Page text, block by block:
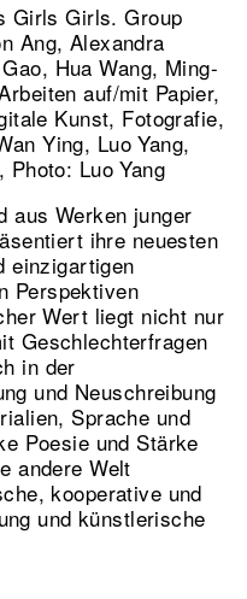
Girls Girls. Group
Ang, Alexandra
Hua Wang, Ming-
auf/mit Papier,
Kunst, Fotografie,
Ying, Luo Yang,
Luo Yang
aus Werken junger
ihre neuesten
einzigartigen
Perspektiven
Wert liegt nicht nur
Geschlechterfragen
in der
und Neuschreibung
Sprache und
Poesie und Stärke
andere Welt
kooperative und
und künstlerische